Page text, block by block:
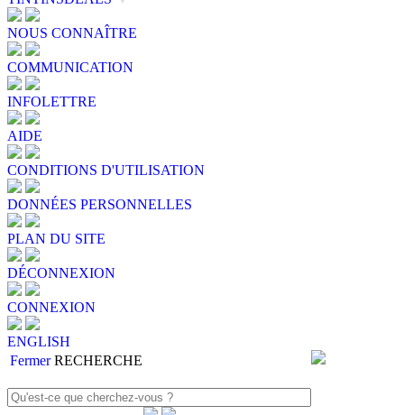
NOUS CONNAÎTRE
COMMUNICATION
INFOLETTRE
AIDE
CONDITIONS D'UTILISATION
DONNÉES PERSONNELLES
PLAN DU SITE
DÉCONNEXION
CONNEXION
ENGLISH
Fermer RECHERCHE